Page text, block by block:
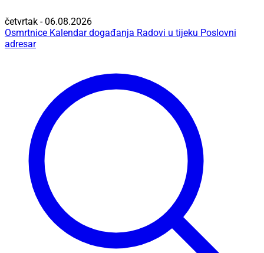
četvrtak - 06.08.2026
Osmrtnice Kalendar događanja Radovi u tijeku Poslovni
adresar